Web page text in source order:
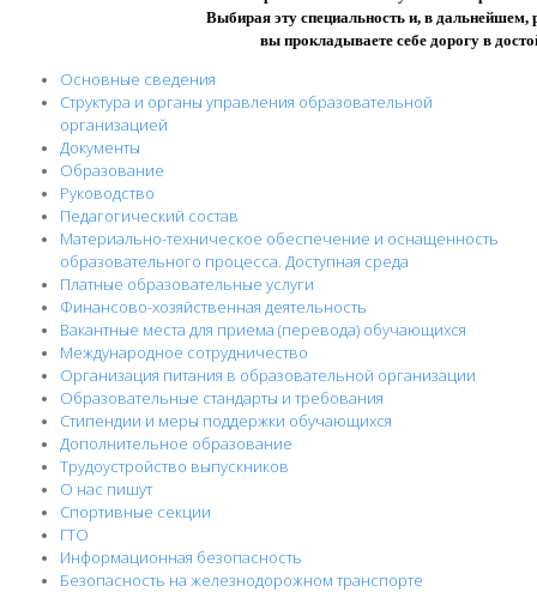
Выбирая эту специальность и, в дальнейшем,
вы прокладываете себе дорогу в
Основные сведения
Структура и органы управления образовательной
организацией
Документы
Образование
Руководство
Педагогический состав
Материально-техническое обеспечение и оснащенность
образовательного процесса. Доступная среда
Платные образовательные услуги
Финансово-хозяйственная деятельность
Вакантные места для приема (перевода) обучающихся
Международное сотрудничество
Организация питания в образовательной организации
Образовательные стандарты и требования
Стипендии и меры поддержки обучающихся
Дополнительное образование
Трудоустройство выпускников
О нас пишут
Спортивные секции
ГТО
Информационная безопасность
Безопасность на железнодорожном транспорте